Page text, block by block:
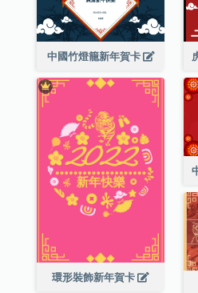
中國竹燈籠新年賀卡
環形裝飾新年賀卡